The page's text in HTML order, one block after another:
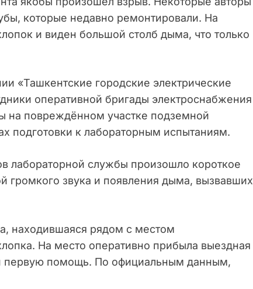
которые недавно ремонтировали. На
и виден большой столб дыма, что только
«Ташкентские городские электрические
оперативной бригады электроснабжения
на повреждённом участке подземной
подготовки к лабораторным испытаниям.
лабораторной службы произошло короткое
громкого звука и появления дыма, вызвавших
находившаяся рядом с местом
На место оперативно прибыла выездная
первую помощь. По официальным данным,